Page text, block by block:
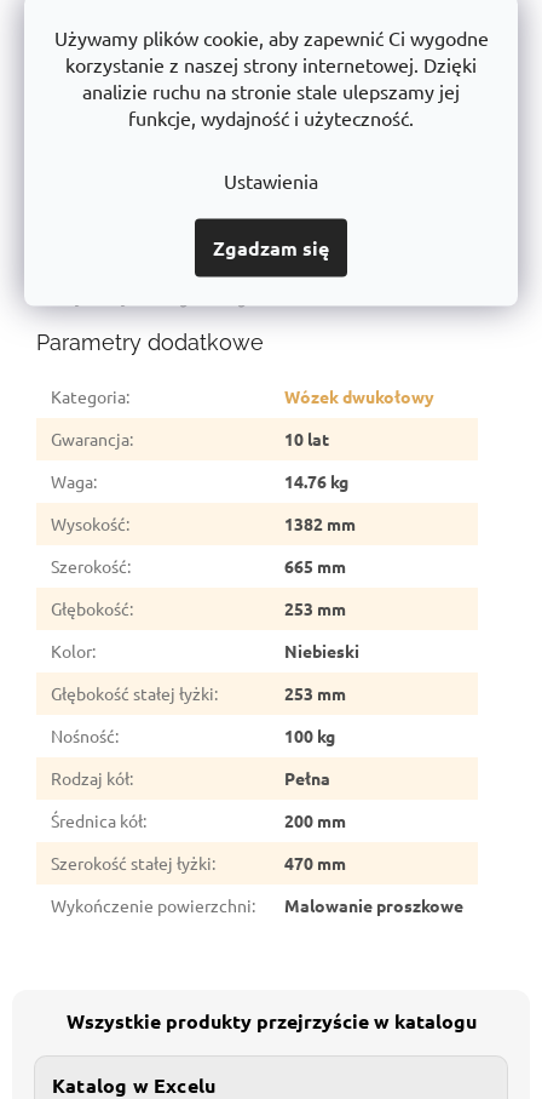
Używamy plików cookie, aby zapewnić Ci wygodne
korzystanie z naszej strony internetowej. Dzięki
analizie ruchu na stronie stale ulepszamy jej
funkcje, wydajność i użyteczność.
Ustawienia
Zgadzam się
Rękojeści z tworzywa sztucznego z uchwytami i
zabezpieczeniem przed urazami dłoni.
Malowane proszkowo - RAL5017
Wymiar łopaty: 470x253 mm
Parametry dodatkowe
Kategoria:
Wózek dwukołowy
Gwarancja:
10 lat
Waga:
14.76 kg
Wysokość:
1382 mm
Szerokość:
665 mm
Głębokość:
253 mm
Kolor:
Niebieski
Głębokość stałej łyżki:
253 mm
Nośność:
100 kg
Rodzaj kół:
Pełna
Średnica kół:
200 mm
Szerokość stałej łyżki:
470 mm
Wykończenie powierzchni: Malowanie proszkowe
Wszystkie produkty przejrzyście w katalogu
Katalog w Excelu